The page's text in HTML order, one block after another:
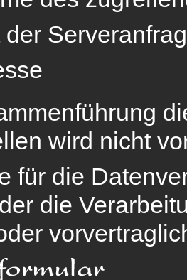
der
wird nicht
für die
die